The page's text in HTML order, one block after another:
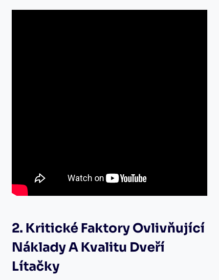
2. Kritické Faktory Ovlivňující
Náklady A Kvalitu Dveří
Lítačky